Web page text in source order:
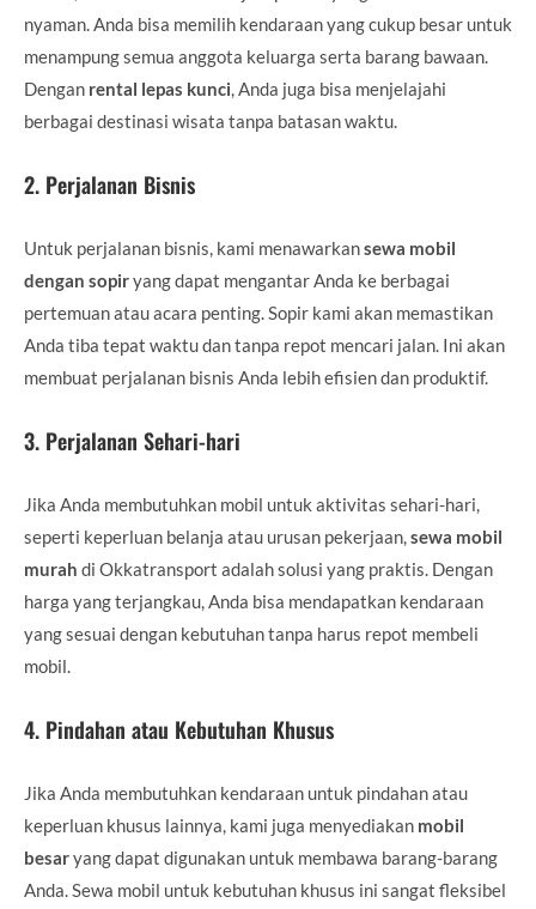
nyaman. Anda bisa memilih kendaraan yang cukup besar untuk
menampung semua anggota keluarga serta barang bawaan.
Dengan rental lepas kunci , Anda juga bisa menjelajahi
berbagai destinasi wisata tanpa batasan waktu.
2. Perjalanan Bisnis
Untuk perjalanan bisnis, kami menawarkansewa mobil
dengan sopiryang dapat mengantar Anda ke berbagai
pertemuan atau acara penting. Sopir kami akan memastikan
Anda tiba tepat waktu dan tanpa repot mencari jalan. Ini akan
membuat perjalanan bisnis Anda lebih efisien dan produktif.
3. Perjalanan Sehari-hari
Jika Anda membutuhkan mobil untuk aktivitas sehari-hari,
seperti keperluan belanja atau urusan pekerjaan, sewa mobil
murah di Okkatransport adalah solusi yang praktis. Dengan
harga yang terjangkau, Anda bisa mendapatkan kendaraan
yang sesuai dengan kebutuhan tanpa harus repot membeli
mobil.
4. Pindahan atau Kebutuhan Khusus
Jika Anda membutuhkan kendaraan untuk pindahan atau
keperluan khusus lainnya, kami juga menyediakan mobil
besaryang dapat digunakan untuk membawa barang-barang
Anda. Sewa mobil untuk kebutuhan khusus ini sangat fleksibel